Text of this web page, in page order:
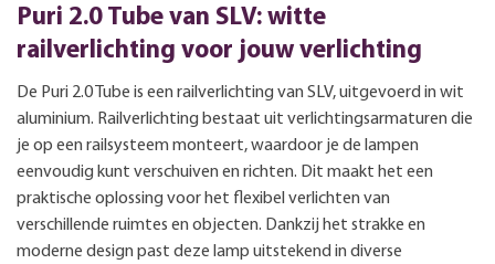
Puri 2.0 Tube van SLV: witte
railverlichting voor jouw verlichting
De Puri 2.0 Tube is een railverlichting van SLV, uitgevoerd in wit
aluminium. Railverlichting bestaat uit verlichtingsarmaturen die
je op een railsysteem monteert, waardoor je de lampen
eenvoudig kunt verschuiven en richten. Dit maakt het een
praktische oplossing voor het flexibel verlichten van
verschillende ruimtes en objecten. Dankzij het strakke en
moderne design past deze lamp uitstekend in diverse